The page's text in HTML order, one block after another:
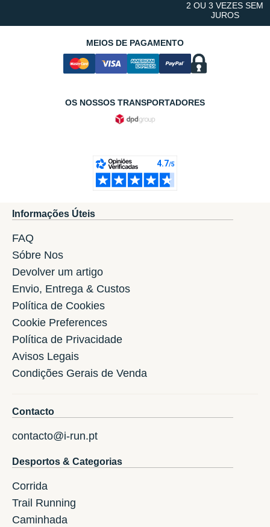
2 OU 3 VEZES SEM
JUROS
MEIOS DE PAGAMENTO
OS NOSSOS TRANSPORTADORES
Informações Úteis
FAQ
Sóbre Nos
Devolver um artigo
Envio, Entrega & Custos
Política de Cookies
Cookie Preferences
Política de Privacidade
Avisos Legais
Condições Gerais de Venda
Contacto
contacto@i-run.pt
Desportos & Categorias
Corrida
Trail Running
Caminhada